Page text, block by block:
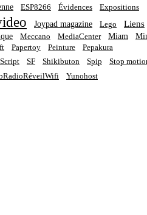
ESP8266 Évidences
Expositions
Joypad magazine Lego
Liens
Meccano MediaCenter Miam
Papertoy Peinture
Pepakura
Script SF Shikibuton Spip
Stop
Yunohost